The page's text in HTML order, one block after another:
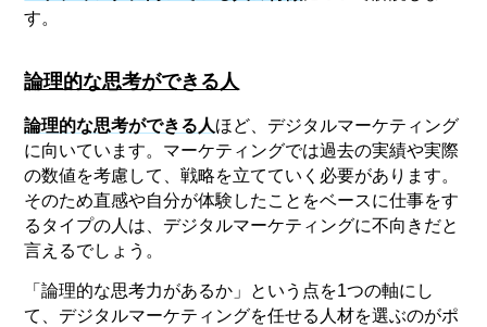
す。
論理的な思考ができる人
論理的な思考ができる人ほど、デジタルマーケティング
に向いています。マーケティングでは過去の実績や実際
の数値を考慮して、戦略を立てていく必要があります。
そのため直感や自分が体験したことをベースに仕事をす
るタイプの人は、デジタルマーケティングに不向きだと
言えるでしょう。
「論理的な思考力があるか」という点を1つの軸にし
て、デジタルマーケティングを任せる人材を選ぶのがポ